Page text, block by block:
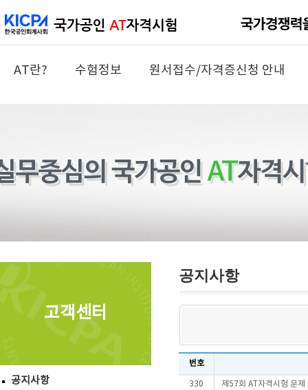
AT란? 수험정보 원서접수/자격증신청 안내
고객센터
공지사항
공지사항
번호
330 제57회 AT자격시험 문